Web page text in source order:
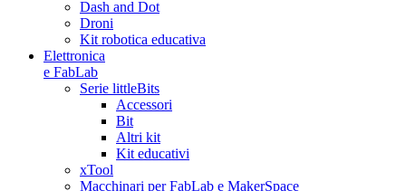
Dash and Dot
Droni
Kit robotica educativa
Elettronica
e FabLab
Serie littleBits
Accessori
Bit
Altri kit
Kit educativi
xTool
Macchinari per FabLab e MakerSpace